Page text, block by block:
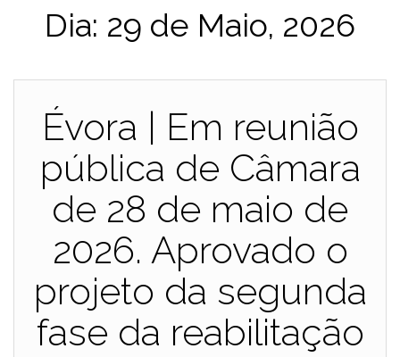
Dia: 29 de Maio, 2026
Évora | Em reunião
pública de Câmara
de 28 de maio de
2026. Aprovado o
projeto da segunda
fase da reabilitação